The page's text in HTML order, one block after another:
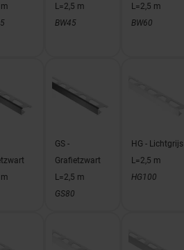
L=2,5 m
BW45
L=2,5 m
BW60
GS -
Grafietzwart
L=2,5 m
GS80
HG - Lichtgrijs
L=2,5 m
HG100